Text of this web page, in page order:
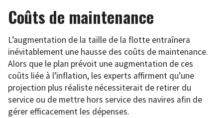
Coûts de maintenance
L’augmentation de la taille de la flotte entraînera
inévitablement une hausse des coûts de maintenance.
Alors que le plan prévoit une augmentation de ces
coûts liée à l’inflation, les experts affirment qu’une
projection plus réaliste nécessiterait de retirer du
service ou de mettre hors service des navires afin de
gérer efficacement les dépenses.